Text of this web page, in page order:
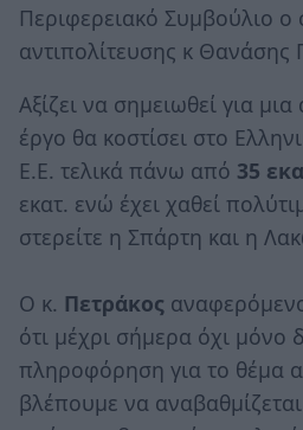
Περιφερειακό Συμβούλιο
αντιπολίτευσης κ Θανάσης
Αξίζει να σημειωθεί για
έργο θα κοστίσει στο
Ε.Ε. τελικά πάνω από 35
εκατ. ενώ έχει χαθεί
στερείτε η Σπάρτη και η
Ο κ. Πετράκος
ότι μέχρι σήμερα όχι μόνο
πληροφόρηση για το θέμα
βλέπουμε να